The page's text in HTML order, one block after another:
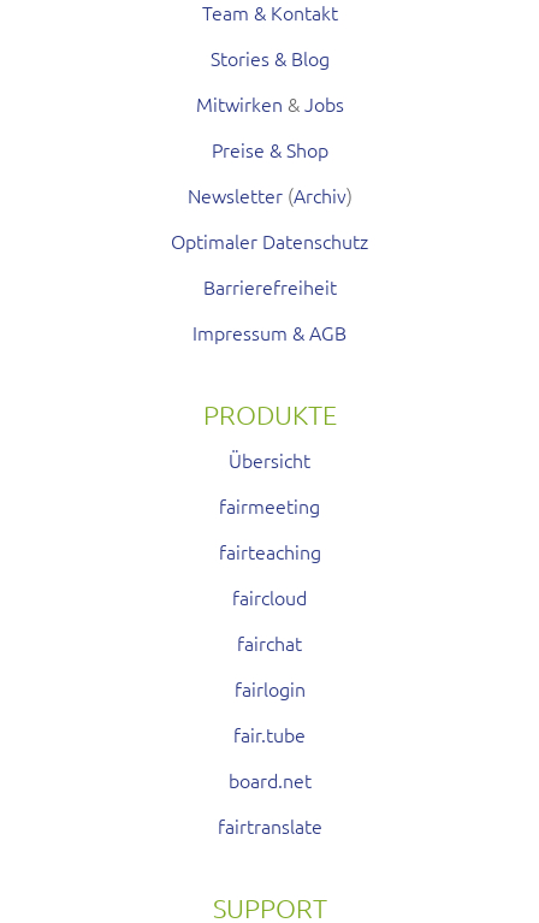
Team & Kontakt
Stories & Blog
Mitwirken &Jobs
Preise & Shop
Newsletter(Archiv)
Optimaler Datenschutz
Barrierefreiheit
Impressum & AGB
PRODUKTE
Übersicht
fairmeeting
fairteaching
faircloud
fairchat
fairlogin
fair.tube
board.net
fairtranslate
SUPPORT